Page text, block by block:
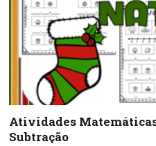
Atividades
Subtração